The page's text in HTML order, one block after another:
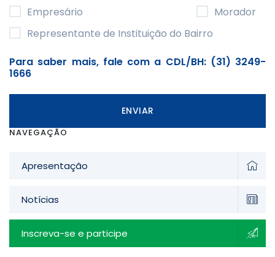
Empresário
Morador
Representante de Instituição do Bairro
Para saber mais, fale com a CDL/BH: (31) 3249-
1666
ENVIAR
NAVEGAÇÃO
Apresentação
Notícias
Inscreva-se e participe